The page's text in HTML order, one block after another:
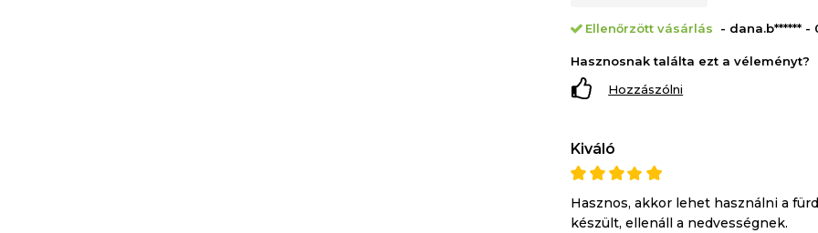
Ellenőrzött vásárlás - dana.b******
Hasznosnak találta ezt a véleményt?
Hozzászólni
Kiváló
Hasznos, akkor lehet használni a
készült, ellenáll a nedvességnek.